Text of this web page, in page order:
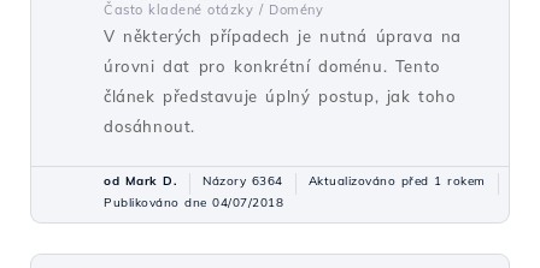
Často kladené otázky / Domény
V některých případech je nutná úprava na
úrovni dat pro konkrétní doménu. Tento
článek představuje úplný postup, jak toho
dosáhnout.
od Mark D. Názory 6364
Aktualizováno před 1 rokem
Publikováno dne 04/07/2018